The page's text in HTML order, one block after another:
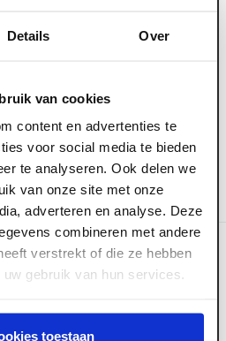
Details Over
van cookies
content en advertenties te
voor social media te bieden
te analyseren. Ook delen we
van onze site met onze
adverteren en analyse. Deze
combineren met andere
verstrekt of die ze hebben
gebruik van hun services.
toestaan
producten
resultaten vinden